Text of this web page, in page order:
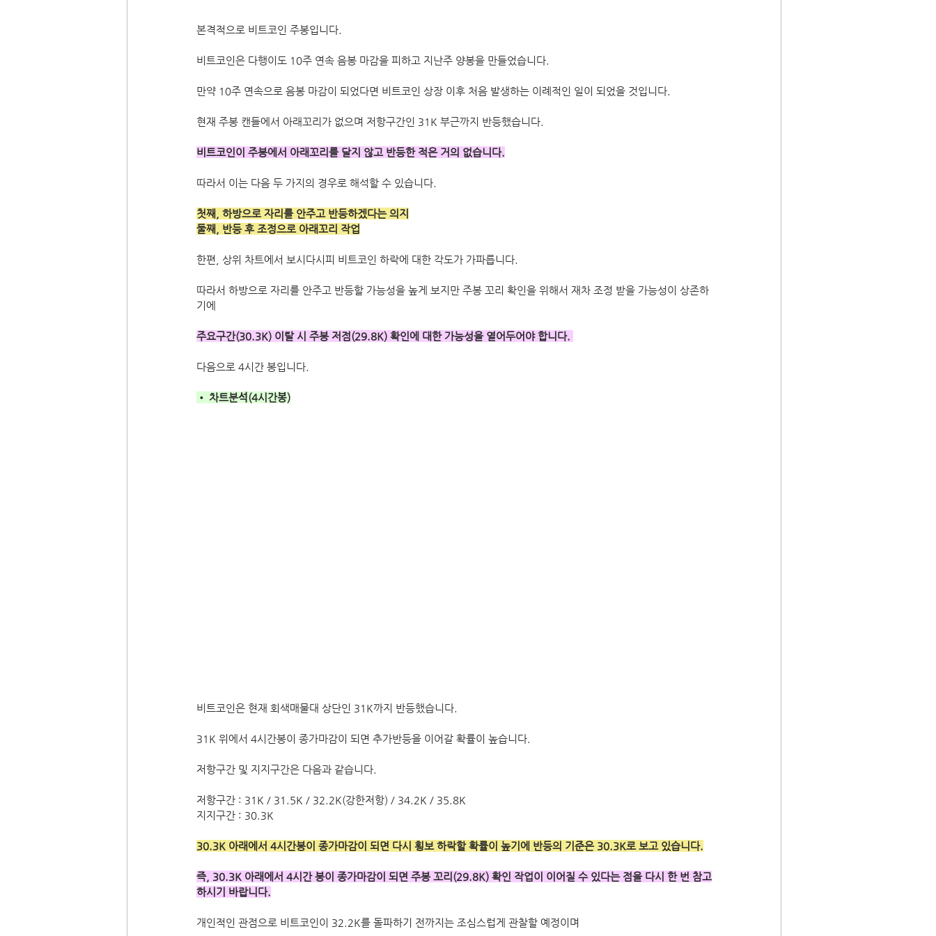
본격적으로 비트코인 주봉입니다.
비트코인은 다행이도 10주 연속 음봉 마감을 피하고 지난주 양봉을 만들었습니다.
만약 10주 연속으로 음봉 마감이 되었다면 비트코인 상장 이후 처음 발생하는 이례적인 일이 되었을 것입니다.
현재 주봉 캔들에서 아래꼬리가 없으며 저항구간인 31K 부근까지 반등했습니다.
비트코인이 주봉에서 아래꼬리를 달지 않고 반등한 적은 거의 없습니다.
따라서 이는 다음 두 가지의 경우로 해석할 수 있습니다.
첫째, 하방으로 자리를 안주고 반등하겠다는 의지
둘째, 반등 후 조정으로 아래꼬리 작업
한편, 상위 차트에서 보시다시피 비트코인 하락에 대한 각도가 가파릅니다.
따라서 하방으로 자리를 안주고 반등할 가능성을 높게 보지만 주봉 꼬리 확인을 위해서 재차 조정 받을 가능성이 상존하
기에
주요구간(30.3K) 이탈 시 주봉 저점(29.8K) 확인에 대한 가능성을 열어두어야 합니다.
다음으로 4시간 봉입니다.
• 차트분석(4시간봉)
비트코인은 현재 회색매물대 상단인 31K까지 반등했습니다.
31K 위에서 4시간봉이 종가마감이 되면 추가반등을 이어갈 확률이 높습니다.
저항구간 및 지지구간은 다음과 같습니다.
저항구간 : 31K / 31.5K / 32.2K(강한저항) / 34.2K / 35.8K
지지구간 : 30.3K
30.3K 아래에서 4시간봉이 종가마감이 되면 다시 횡보 하락할 확률이 높기에 반등의 기준은 30.3K로 보고 있습니다.
즉, 30.3K 아래에서 4시간 봉이 종가마감이 되면 주봉 꼬리(29.8K) 확인 작업이 이어질 수 있다는 점을 다시 한 번 참고
하시기 바랍니다.
개인적인 관점으로 비트코인이 32.2K를 돌파하기 전까지는 조심스럽게 관찰할 예정이며